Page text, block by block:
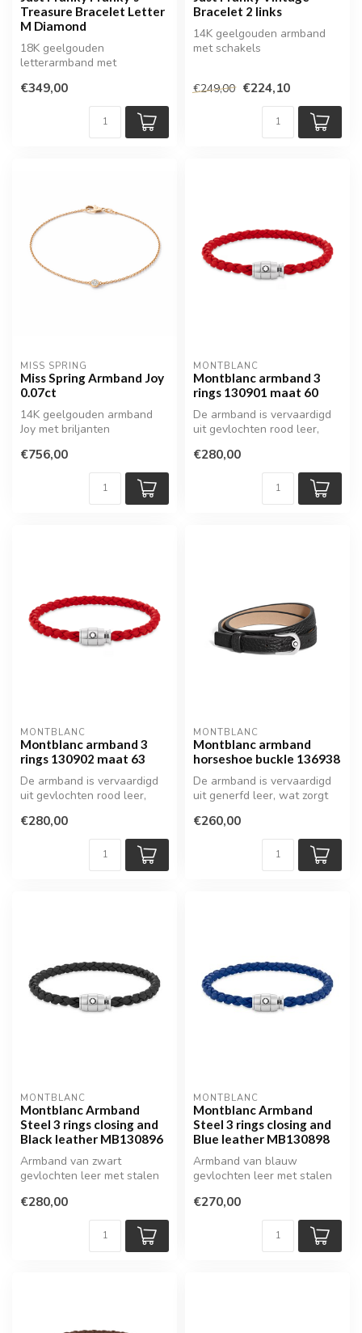
Treasure Bracelet Letter
M Diamond
18K geelgouden
letterarmband met
€349,00
Bracelet 2 links
14K geelgouden armband
met schakels
€249,00 €224,10
MISS SPRING
Miss Spring Armband Joy
0.07ct
14K geelgouden armband
Joy met briljanten
€756,00
MONTBLANC
Montblanc armband 3
rings 130901 maat 60
De armband is vervaardigd
uit gevlochten rood leer,
krachtige...
€280,00
MONTBLANC
Montblanc armband 3
rings 130902 maat 63
De armband is vervaardigd
uit gevlochten rood leer,
krachtige...
€280,00
MONTBLANC
Montblanc armband
horseshoe buckle 136938
De armband is vervaardigd
uit generfd leer, wat zorgt
€260,00
MONTBLANC
Montblanc Armband
Steel 3 rings closing and
Black leather MB130896
Armband van zwart
gevlochten leer met stalen
€280,00
MONTBLANC
Montblanc Armband
Steel 3 rings closing and
Blue leather MB130898
Armband van blauw
gevlochten leer met stalen
€270,00